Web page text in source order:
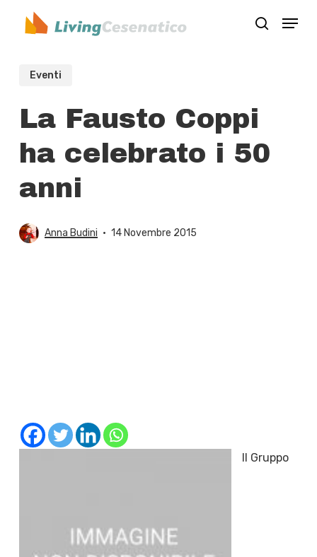
search
Menu
Eventi
La Fausto Coppi
ha celebrato i 50
anni
Anna Budini 14 Novembre 2015
Il Gruppo